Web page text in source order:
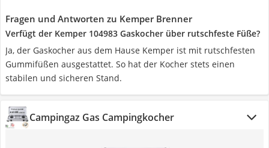
Fragen und Antworten zu Kemper Brenner
Verfügt der Kemper 104983 Gaskocher über rutschfeste Füße?
Ja, der Gaskocher aus dem Hause Kemper ist mit rutschfesten
Gummifüßen ausgestattet. So hat der Kocher stets einen
stabilen und sicheren Stand.
Campingaz Gas Campingkocher